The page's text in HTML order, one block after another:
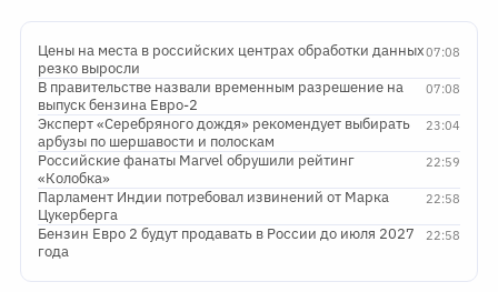
07:08
Цены на места в российских центрах обработки данных
резко выросли
07:08
В правительстве назвали временным разрешение на
выпуск бензина Евро-2
23:04
Эксперт «Серебряного дождя» рекомендует выбирать
арбузы по шершавости и полоскам
22:59
Российские фанаты Marvel обрушили рейтинг
«Колобка»
22:58
Парламент Индии потребовал извинений от Марка
Цукерберга
22:58
Бензин Евро 2 будут продавать в России до июля 2027
года